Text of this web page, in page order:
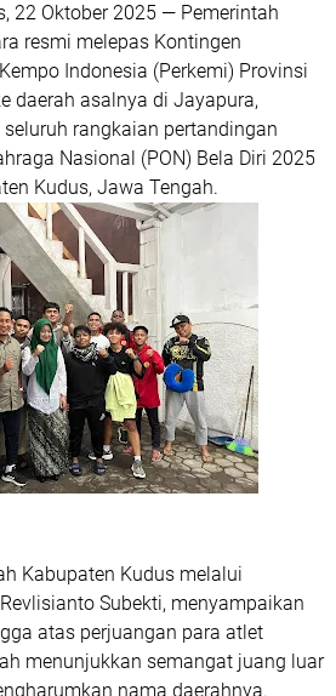
22 Oktober 2025 — Pemerintah
resmi melepas Kontingen
Indonesia (Perkemi) Provinsi
daerah asalnya di Jayapura,
rangkaian pertandingan
Nasional (PON) Bela Diri 2025
Kudus, Jawa Tengah.
Kabupaten Kudus melalui
Subekti, menyampaikan
atas perjuangan para atlet
menunjukkan semangat juang luar
nama daerahnya.